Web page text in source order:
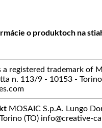
o produktoch na
a registered trademark of
n. 113/9 - 10153 - Torino
MOSAIC S.p.A. Lungo
(TO) info@creative-